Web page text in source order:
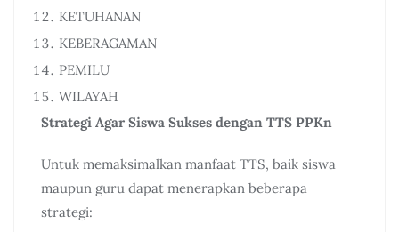
KETUHANAN
KEBERAGAMAN
PEMILU
WILAYAH
Strategi Agar Siswa Sukses dengan TTS PPKn
Untuk memaksimalkan manfaat TTS, baik siswa
maupun guru dapat menerapkan beberapa
strategi: